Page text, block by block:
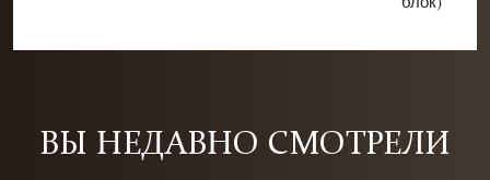
ВЫ НЕДАВНО СМОТРЕЛИ